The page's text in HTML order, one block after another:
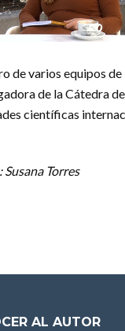
de varios equipos
de la Cátedra
científicas
Susana Torres
AL AUTOR